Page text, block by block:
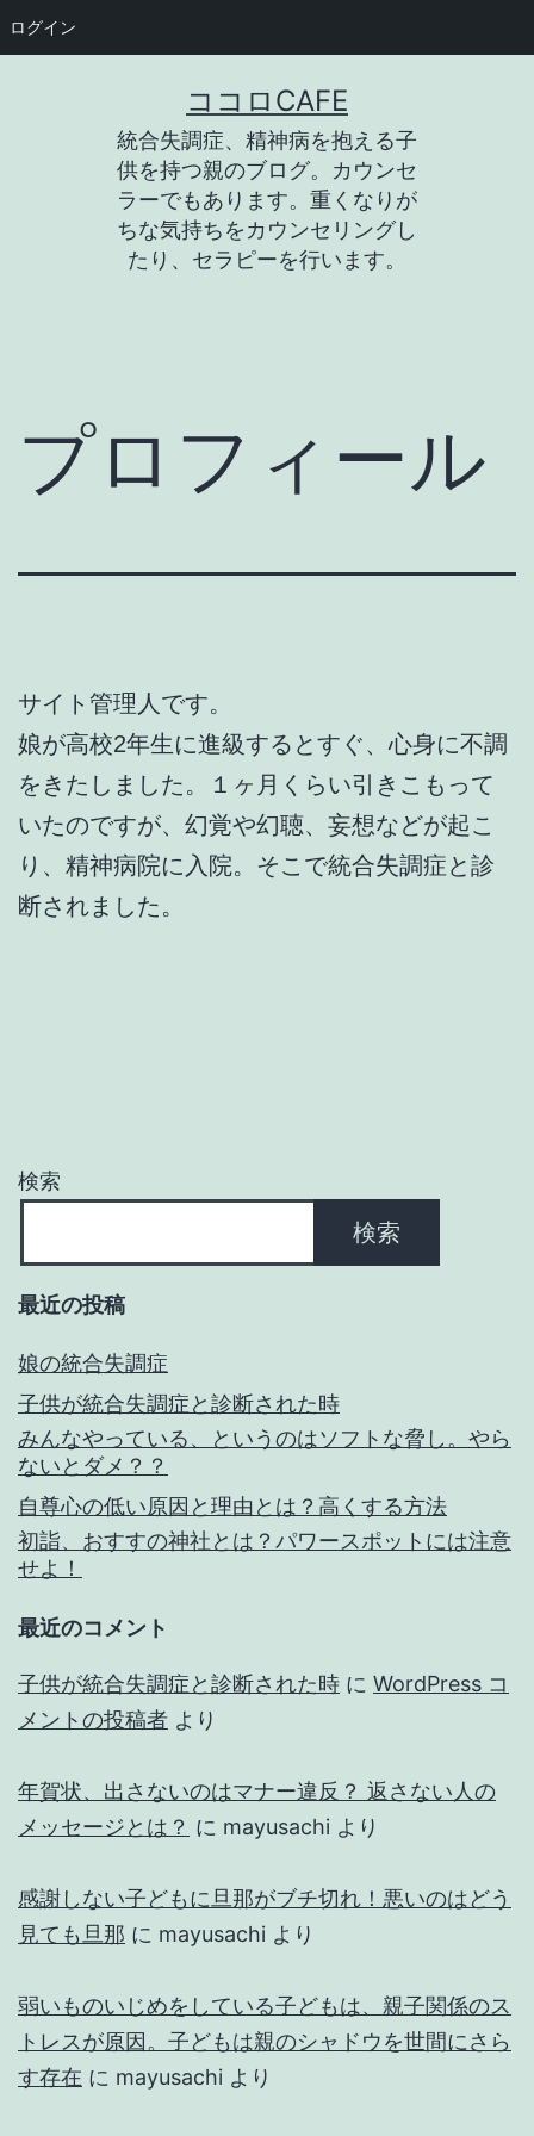
ログイン
ココロCAFE
統合失調症、精神病を抱える子
供を持つ親のブログ。カウンセ
ラーでもあります。重くなりが
ちな気持ちをカウンセリングし
たり、セラピーを行います。
プロフィール
サイト管理人です。
娘が高校2年生に進級するとすぐ、心身に不調
をきたしました。１ヶ月くらい引きこもって
いたのですが、幻覚や幻聴、妄想などが起こ
り、精神病院に入院。そこで統合失調症と診
断されました。
検索
検索
最近の投稿
娘の統合失調症
子供が統合失調症と診断された時
みんなやっている、というのはソフトな脅し。やら
ないとダメ？？
自尊心の低い原因と理由とは？高くする方法
初詣、おすすの神社とは？パワースポットには注意
せよ！
最近のコメント
子供が統合失調症と診断された時 に WordPress コ
メントの投稿者 より
年賀状、出さないのはマナー違反？ 返さない人の
メッセージとは？ に mayusachi より
感謝しない子どもに旦那がブチ切れ！悪いのはどう
見ても旦那 に mayusachi より
弱いものいじめをしている子どもは、親子関係のス
トレスが原因。子どもは親のシャドウを世間にさら
す存在 に mayusachi より